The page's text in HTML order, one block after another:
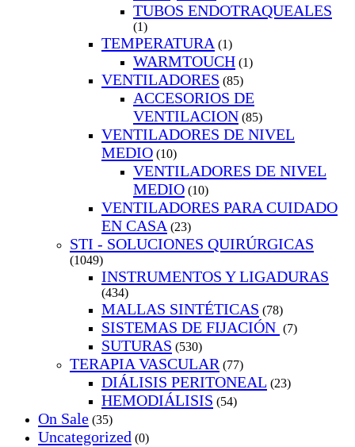
TUBOS ENDOTRAQUEALES
(1)
TEMPERATURA (1)
WARMTOUCH (1)
VENTILADORES (85)
ACCESORIOS DE
VENTILACION (85)
VENTILADORES DE NIVEL
MEDIO (10)
VENTILADORES DE NIVEL
MEDIO (10)
VENTILADORES PARA CUIDADO
EN CASA (23)
STI - SOLUCIONES QUIRÚRGICAS
(1049)
INSTRUMENTOS Y LIGADURAS
(434)
MALLAS SINTÉTICAS (78)
SISTEMAS DE FIJACIÓN (7)
SUTURAS (530)
TERAPIA VASCULAR (77)
DIÁLISIS PERITONEAL (23)
HEMODIÁLISIS (54)
On Sale (35)
Uncategorized (0)